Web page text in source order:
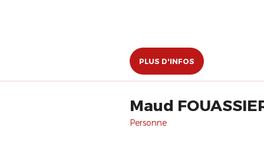
PLUS D'INFOS
Maud
Personne